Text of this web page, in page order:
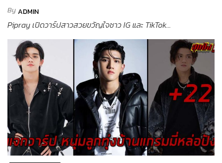
ByADMIN
Pipray เปิดวาร์ปสาวสวยขวัญใจชาว IG และ TikTok...